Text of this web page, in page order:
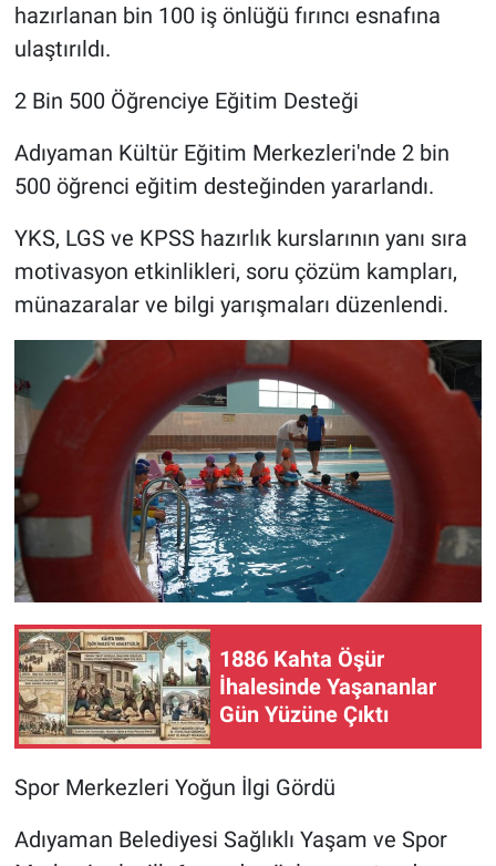
hazırlanan bin 100 iş önlüğü fırıncı esnafına
ulaştırıldı.
2 Bin 500 Öğrenciye Eğitim Desteği
Adıyaman Kültür Eğitim Merkezleri'nde 2 bin
500 öğrenci eğitim desteğinden yararlandı.
YKS, LGS ve KPSS hazırlık kurslarının yanı sıra
motivasyon etkinlikleri, soru çözüm kampları,
münazaralar ve bilgi yarışmaları düzenlendi.
1886 Kahta Öşür
İhalesinde Yaşananlar
Gün Yüzüne Çıktı
Spor Merkezleri Yoğun İlgi Gördü
Adıyaman Belediyesi Sağlıklı Yaşam ve Spor